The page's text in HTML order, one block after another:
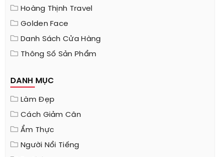
Hoàng Thịnh Travel
Golden Face
Danh Sách Cửa Hàng
Thông Số Sản Phẩm
DANH MỤC
Làm Đẹp
Cách Giảm Cân
Ẩm Thực
Người Nổi Tiếng